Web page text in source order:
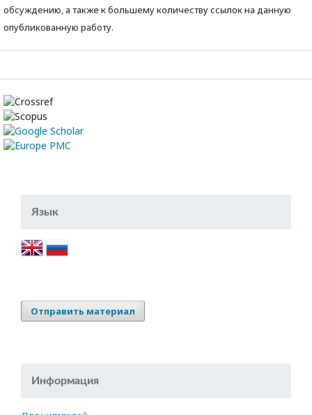
обсуждению, а также к большему количеству ссылок на данную
опубликованную работу.
Язык
Отправить материал
Информация